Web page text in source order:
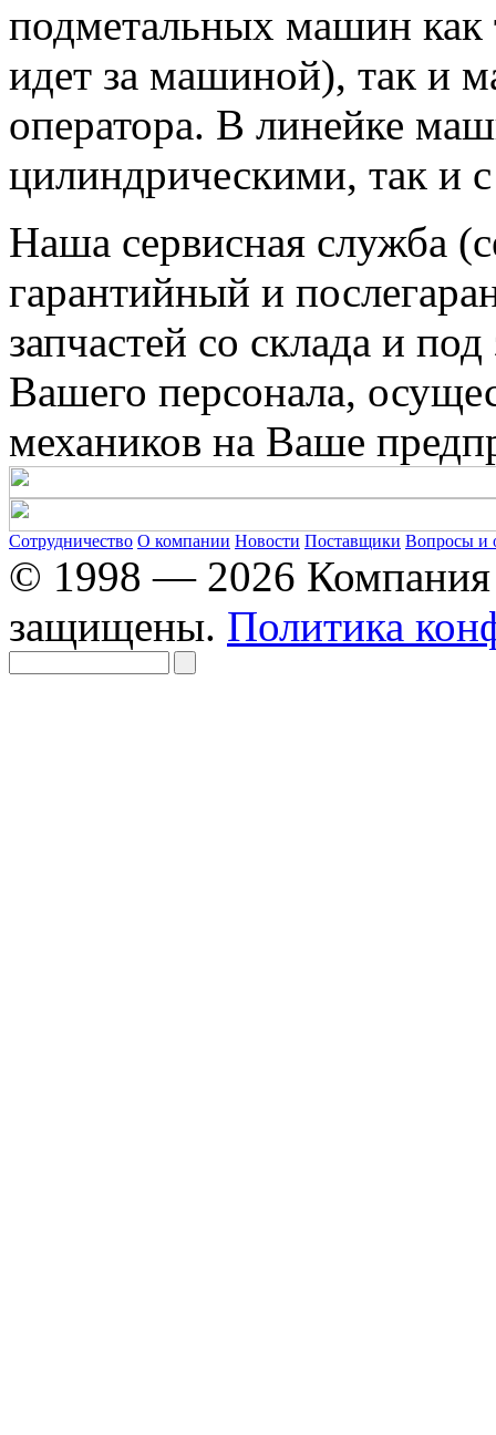
подметальных машин как
идет за машиной), так и
оператора. В линейке
цилиндрическими, так и
Наша сервисная служба
гарантийный и
запчастей со склада и
Вашего персонала,
механиков на Ваше
Сотрудничество О компании Новости Поставщики Вопросы и
© 1998 — 2026 Компания
защищены. Политика